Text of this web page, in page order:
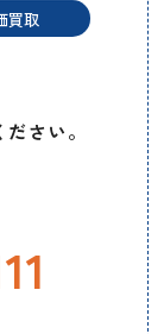
買取
さい。